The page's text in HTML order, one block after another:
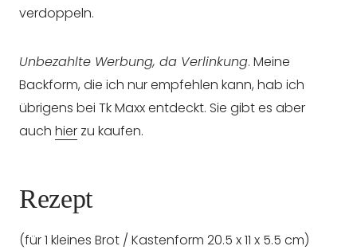
verdoppeln.
Unbezahlte Werbung, da Verlinkung. Meine
Backform, die ich nur empfehlen kann, hab ich
übrigens bei Tk Maxx entdeckt. Sie gibt es aber
auch hier zu kaufen.
Rezept
(für 1 kleines Brot / Kastenform 20.5 x 11 x 5.5 cm)